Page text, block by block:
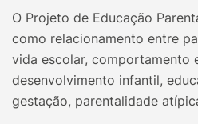
O Projeto de Educação
como relacionamento entre
vida escolar, comportamento
desenvolvimento infantil,
gestação, parentalidade